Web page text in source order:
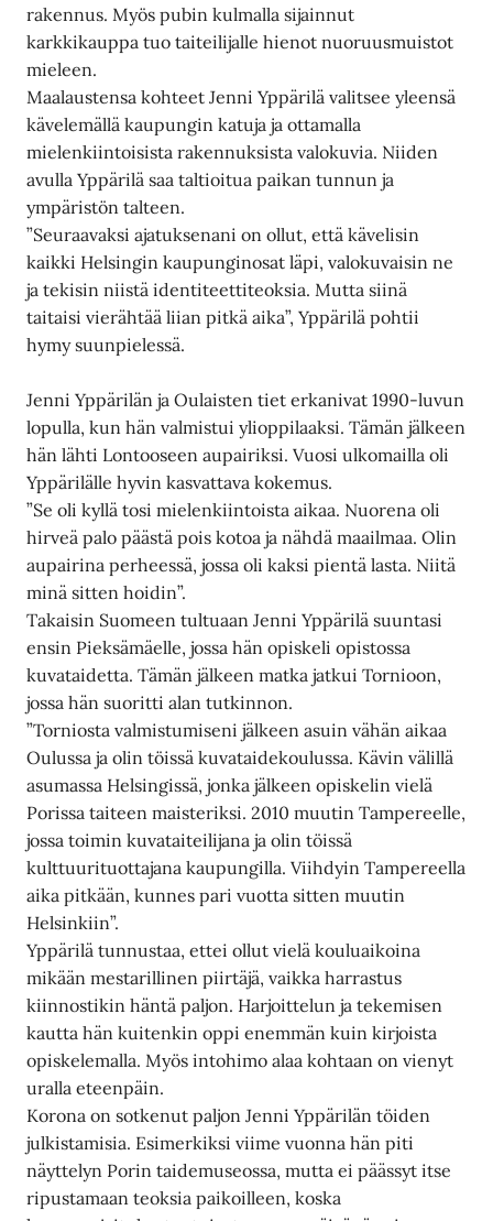
rakennus. Myös pubin kulmalla sijainnut
karkkikauppa tuo taiteilijalle hienot nuoruusmuistot
mieleen.
Maalaustensa kohteet Jenni Yppärilä valitsee yleensä
kävelemällä kaupungin katuja ja ottamalla
mielenkiintoisista rakennuksista valokuvia. Niiden
avulla Yppärilä saa taltioitua paikan tunnun ja
ympäristön talteen.
”Seuraavaksi ajatuksenani on ollut, että kävelisin
kaikki Helsingin kaupunginosat läpi, valokuvaisin ne
ja tekisin niistä identiteettiteoksia. Mutta siinä
taitaisi vierähtää liian pitkä aika”, Yppärilä pohtii
hymy suunpielessä.
Jenni Yppärilän ja Oulaisten tiet erkanivat 1990-luvun
lopulla, kun hän valmistui ylioppilaaksi. Tämän jälkeen
hän lähti Lontooseen aupairiksi. Vuosi ulkomailla oli
Yppärilälle hyvin kasvattava kokemus.
”Se oli kyllä tosi mielenkiintoista aikaa. Nuorena oli
hirveä palo päästä pois kotoa ja nähdä maailmaa. Olin
aupairina perheessä, jossa oli kaksi pientä lasta. Niitä
minä sitten hoidin”.
Takaisin Suomeen tultuaan Jenni Yppärilä suuntasi
ensin Pieksämäelle, jossa hän opiskeli opistossa
kuvataidetta. Tämän jälkeen matka jatkui Tornioon,
jossa hän suoritti alan tutkinnon.
”Torniosta valmistumiseni jälkeen asuin vähän aikaa
Oulussa ja olin töissä kuvataidekoulussa. Kävin välillä
asumassa Helsingissä, jonka jälkeen opiskelin vielä
Porissa taiteen maisteriksi. 2010 muutin Tampereelle,
jossa toimin kuvataiteilijana ja olin töissä
kulttuurituottajana kaupungilla. Viihdyin Tampereella
aika pitkään, kunnes pari vuotta sitten muutin
Helsinkiin”.
Yppärilä tunnustaa, ettei ollut vielä kouluaikoina
mikään mestarillinen piirtäjä, vaikka harrastus
kiinnostikin häntä paljon. Harjoittelun ja tekemisen
kautta hän kuitenkin oppi enemmän kuin kirjoista
opiskelemalla. Myös intohimo alaa kohtaan on vienyt
uralla eteenpäin.
Korona on sotkenut paljon Jenni Yppärilän töiden
julkistamisia. Esimerkiksi viime vuonna hän piti
näyttelyn Porin taidemuseossa, mutta ei päässyt itse
ripustamaan teoksia paikoilleen, koska